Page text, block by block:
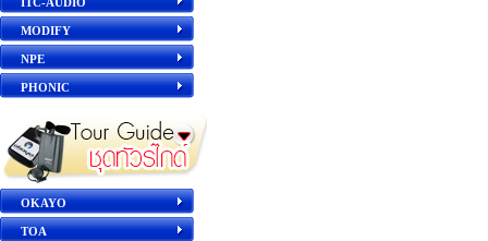
MODIFY
NPE
PHONIC
OKAYO
TOA